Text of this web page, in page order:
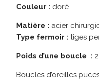
Couleur : doré
Matière : acier
Type fermoir : tiges
Poids d’une boucle :
Boucles d’oreilles